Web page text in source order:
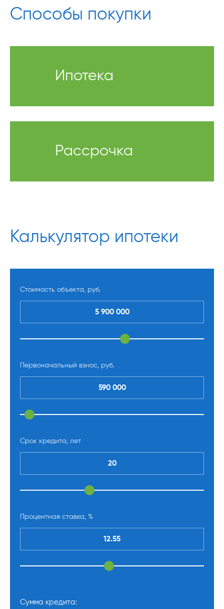
Способы покупки
Ипотека
Рассрочка
Калькулятор ипотеки
Стоимость объекта, руб.
Первоначальный взнос, руб.
Срок кредита, лет
Процентная ставка, %
Сумма кредита: